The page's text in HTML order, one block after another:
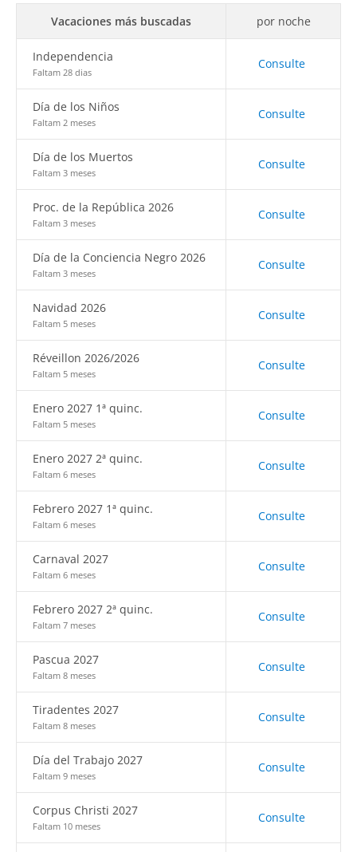
Vacaciones más buscadas por noche
Independencia
Faltam 28 dias
Consulte
Día de los Niños
Faltam 2 meses
Consulte
Día de los Muertos
Faltam 3 meses
Consulte
Proc. de la República 2026
Faltam 3 meses
Consulte
Día de la Conciencia Negro 2026
Faltam 3 meses
Consulte
Navidad 2026
Faltam 5 meses
Consulte
Réveillon 2026/2026
Faltam 5 meses
Consulte
Enero 2027 1ª quinc.
Faltam 5 meses
Consulte
Enero 2027 2ª quinc.
Faltam 6 meses
Consulte
Febrero 2027 1ª quinc.
Faltam 6 meses
Consulte
Carnaval 2027
Faltam 6 meses
Consulte
Febrero 2027 2ª quinc.
Faltam 7 meses
Consulte
Pascua 2027
Faltam 8 meses
Consulte
Tiradentes 2027
Faltam 8 meses
Consulte
Día del Trabajo 2027
Faltam 9 meses
Consulte
Corpus Christi 2027
Faltam 10 meses
Consulte